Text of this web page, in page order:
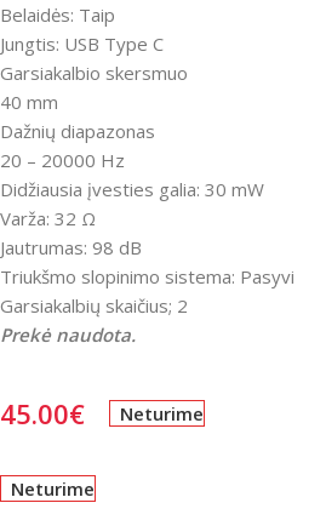
Belaidės: Taip
Jungtis: USB Type C
Garsiakalbio skersmuo
40 mm
Dažnių diapazonas
20 – 20000 Hz
Didžiausia įvesties galia: 30 mW
Varža: 32 Ω
Jautrumas: 98 dB
Triukšmo slopinimo sistema: Pasyvi
Garsiakalbių skaičius; 2
Prekė naudota.
45.00€ Neturime
Neturime